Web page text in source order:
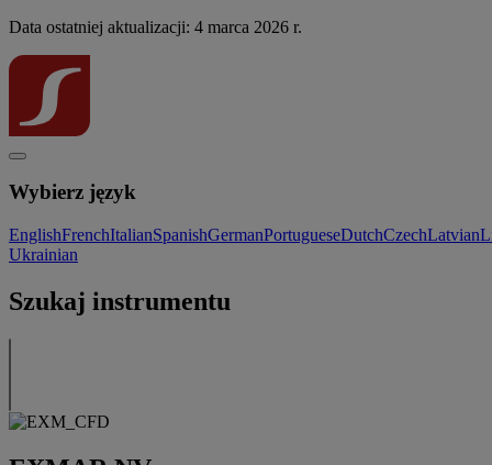
Data ostatniej aktualizacji: 4 marca 2026 r.
Wybierz język
EnglishFrenchItalianSpanishGermanPortugueseDutchCzechLatvian
Ukrainian
Szukaj instrumentu